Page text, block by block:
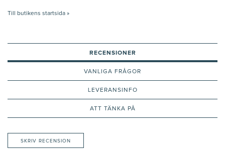
Till butikens startsida »
RECENSIONER
VANLIGA FRÅGOR
LEVERANSINFO
ATT TÄNKA PÅ
SKRIV RECENSION